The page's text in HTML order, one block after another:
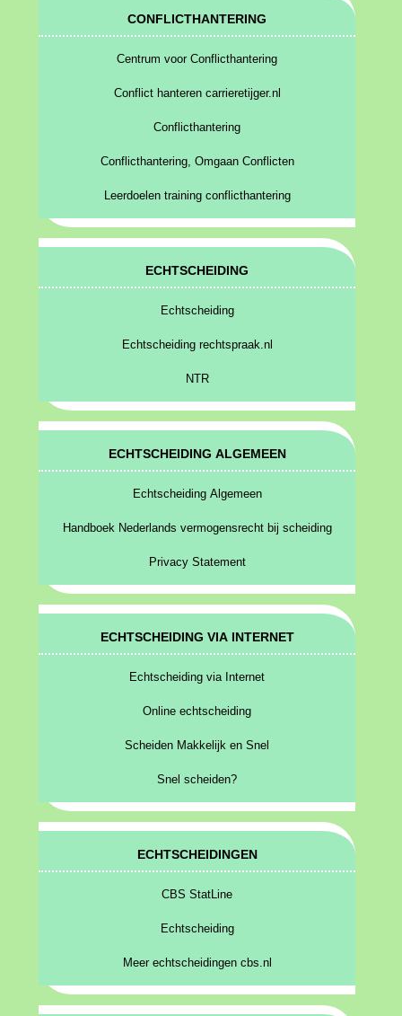
CONFLICTHANTERING
Centrum voor Conflicthantering
Conflict hanteren carrieretijger.nl
Conflicthantering
Conflicthantering, Omgaan Conflicten
Leerdoelen training conflicthantering
ECHTSCHEIDING
Echtscheiding
Echtscheiding rechtspraak.nl
NTR
ECHTSCHEIDING ALGEMEEN
Echtscheiding Algemeen
Handboek Nederlands vermogensrecht bij scheiding
Privacy Statement
ECHTSCHEIDING VIA INTERNET
Echtscheiding via Internet
Online echtscheiding
Scheiden Makkelijk en Snel
Snel scheiden?
ECHTSCHEIDINGEN
CBS StatLine
Echtscheiding
Meer echtscheidingen cbs.nl